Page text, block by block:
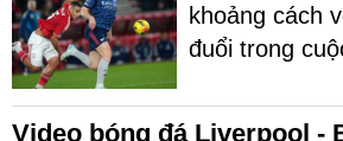
khoảng cách
đuổi trong
Video bóng đá Liverpool -